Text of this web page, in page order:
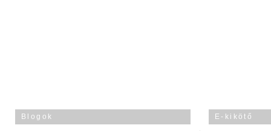
Blogok E-kikötő